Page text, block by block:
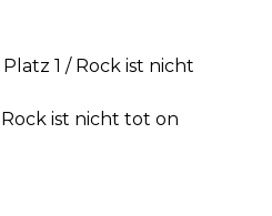
1 / Rock ist nicht
ist nicht tot on